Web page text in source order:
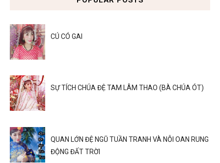
CÚ CÓ GAI
SỰ TÍCH CHÚA ĐỆ TAM LÂM THAO (BÀ CHÚA ÓT)
QUAN LỚN ĐỆ NGŨ TUẦN TRANH VÀ NỖI OAN RUNG
ĐỘNG ĐẤT TRỜI